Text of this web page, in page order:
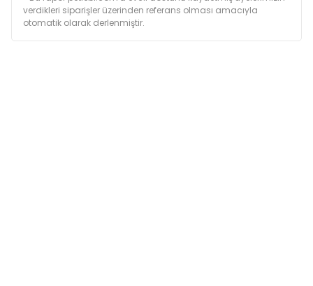
verdikleri siparişler üzerinden referans olması amacıyla
otomatik olarak derlenmiştir.